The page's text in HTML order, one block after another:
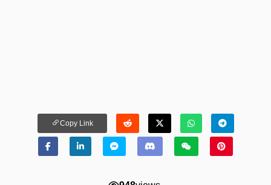
Copy Link